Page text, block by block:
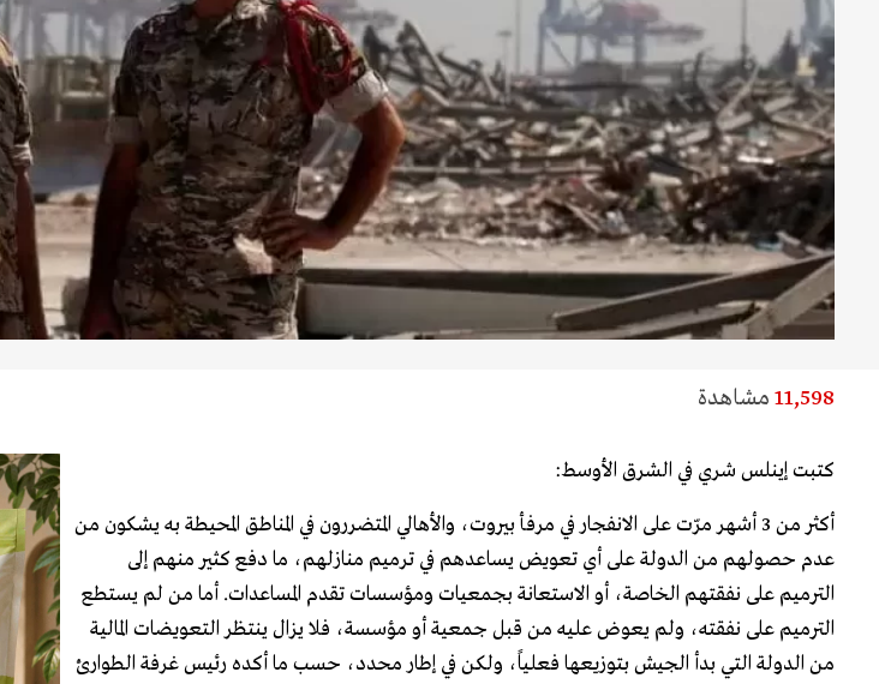
11,598 مشاهدة
كتبت إينلس شري في الشرق الأوسط:
أكثر من 3 أشهر مرّت على الانفجار في مرفأ بيروت، والأهالي المتضررون في المناطق المحيطة به يشكون من
عدم حصولهم من الدولة على أي تعويض يساعدهم في ترميم منازلهم، ما دفع كثير منهم إلى
الترميم على نفقتهم الخاصة، أو الاستعانة بجمعيات ومؤسسات تقدم المساعدات. أما من لم يستطع
الترميم على نفقته، ولم يعوض عليه من قبل جمعية أو مؤسسة، فلا يزال ينتظر التعويضات المالية
من الدولة التي بدأ الجيش بتوزيعها فعلياً، ولكن في إطار محدد، حسب ما أكده رئيس غرفة الطوارئ